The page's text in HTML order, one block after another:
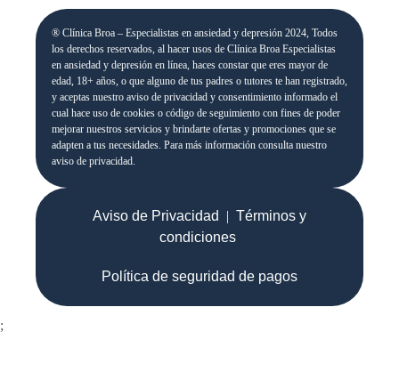
Aviso de Privacidad | Términos y
condiciones
Política de seguridad de pagos
® Clínica Broa – Especialistas en ansiedad y depresión 2024, Todos
los derechos reservados, al hacer usos de Clínica Broa Especialistas
en ansiedad y depresión en línea, haces constar que eres mayor de
edad, 18+ años, o que alguno de tus padres o tutores te han registrado,
y aceptas nuestro aviso de privacidad y consentimiento informado el
cual hace uso de cookies o código de seguimiento con fines de poder
mejorar nuestros servicios y brindarte ofertas y promociones que se
adapten a tus necesidades. Para más información consulta nuestro
aviso de privacidad.
;